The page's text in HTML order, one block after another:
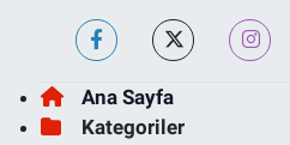
Ana Sayfa
Kategoriler